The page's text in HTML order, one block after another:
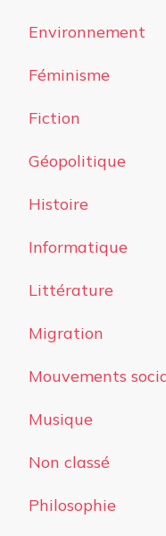
Environnement
Féminisme
Fiction
Géopolitique
Histoire
Informatique
Littérature
Migration
Mouvements
Musique
Non classé
Philosophie